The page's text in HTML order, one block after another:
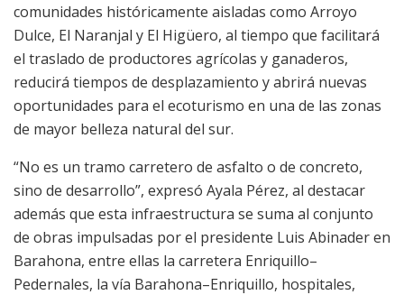
comunidades históricamente aisladas como Arroyo
Dulce, El Naranjal y El Higüero, al tiempo que facilitará
el traslado de productores agrícolas y ganaderos,
reducirá tiempos de desplazamiento y abrirá nuevas
oportunidades para el ecoturismo en una de las zonas
de mayor belleza natural del sur.
“No es un tramo carretero de asfalto o de concreto,
sino de desarrollo”, expresó Ayala Pérez, al destacar
además que esta infraestructura se suma al conjunto
de obras impulsadas por el presidente Luis Abinader en
Barahona, entre ellas la carretera Enriquillo–
Pedernales, la vía Barahona–Enriquillo, hospitales,